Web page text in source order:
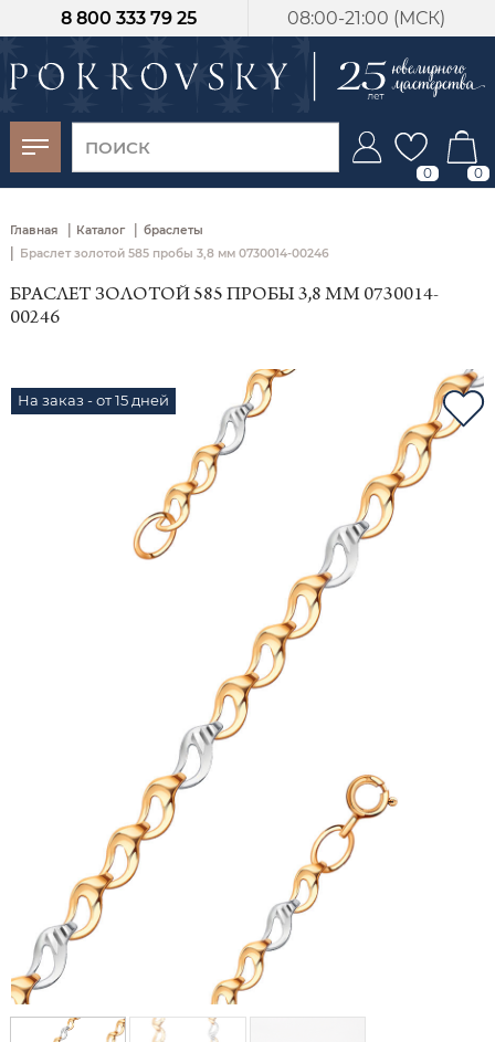
08:00-21:00 (МСК)
8 800 333 79 25
0 0
Главная | Каталог | браслеты
| Браслет золотой 585 пробы 3,8 мм 0730014-00246
БРАСЛЕТ ЗОЛОТОЙ 585 ПРОБЫ 3,8 ММ 0730014-
00246
На заказ - от 15 дней
-30%
от 15 дней с
момента оплаты